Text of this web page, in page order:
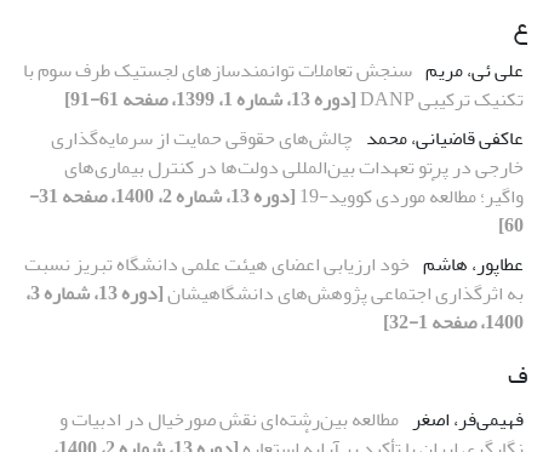
ع
علی ئی، مریم سنجش تعاملات توانمندسازهای لجستیک طرف سوم با
تکنیک ترکیبی DANP
[دوره 13، شماره 1، 1399، صفحه 61-91]
عاکفی قاضیانی، محمد چالش‌های حقوقی حمایت از سرمایه‌گذاری
خارجی در پرتو تعهدات بین‌المللی دولت‌ها در کنترل بیماری‌های
واگیر؛ مطالعهٔ موردی کووید-19
[دوره 13، شماره 2، 1400، صفحه 31-
60]
عطاپور، هاشم خود ارزیابی اعضای هیئت علمی دانشگاه تبریز نسبت
به اثرگذاری اجتماعی پژوهش‌‌های دانشگاهیشان
[دوره 13، شماره 3،
1400، صفحه 1-32]
ف
فهیمی‌فر، اصغر مطالعه بین‌رشته‌ای نقش صورخیال در ادبیات و